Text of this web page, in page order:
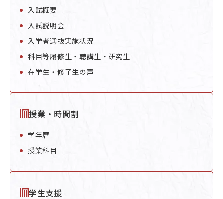
入試概要
入試説明会
入学者選抜実施状況
科目等履修生・聴講生・研究生
在学生・修了生の声
授業・時間割
学年暦
授業科目
学生支援